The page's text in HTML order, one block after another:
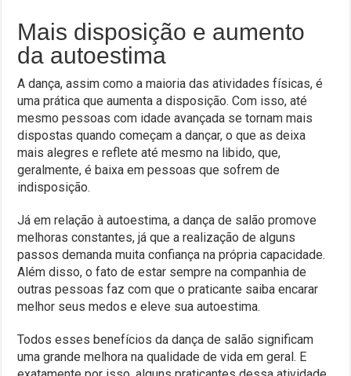
Mais disposição e aumento
da autoestima
A dança, assim como a maioria das atividades físicas, é
uma prática que aumenta a disposição. Com isso, até
mesmo pessoas com idade avançada se tornam mais
dispostas quando começam a dançar, o que as deixa
mais alegres e reflete até mesmo na libido, que,
geralmente, é baixa em pessoas que sofrem de
indisposição.
Já em relação à autoestima, a dança de salão promove
melhoras constantes, já que a realização de alguns
passos demanda muita confiança na própria capacidade.
Além disso, o fato de estar sempre na companhia de
outras pessoas faz com que o praticante saiba encarar
melhor seus medos e eleve sua autoestima.
Todos esses benefícios da dança de salão significam
uma grande melhora na qualidade de vida em geral. E